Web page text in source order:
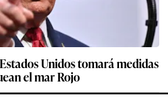
Unidos tomará medidas
el mar Rojo